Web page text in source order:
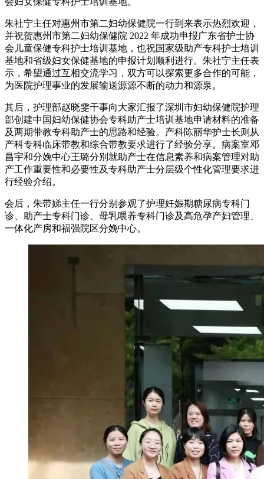
朱社宁主任对惠州市第二妇幼保健院一行到来表示热烈欢迎，
并祝贺惠州市第二妇幼保健院 2022 年成功申报广东省护士协
会儿童保健专科护士培训基地，也祝国家级助产专科护士培训
基地和省级妇女保健基地的申报计划顺利进行。朱社宁主任表
示，希望通过互相交流学习，双方可以探索更多合作的可能，
为医院护理事业的发展输送源源不断的动力和源泉。
其后，护理部赵晓雯干事向大家汇报了深圳市妇幼保健院护理
部创建中国妇幼保健协会专科助产士培训基地申请材料的准备
及两期带教专科助产士的思路和经验。产科陈丽华护士长则从
产科专科临床带教和综合带教要求进行了经验分享。病案室邓
昌宇和分娩中心王璐分别就助产士在信息素养和病案管理对助
产工作重要性和必要性及专科助产士分层级个性化管理要求进
行经验介绍。
会后，朱带娣主任一行分别参观了护理妊娠期糖尿病专科门
诊、助产士专科门诊、母乳喂养专科门诊及高危孕产妇管理、
一体化产房和福强院区分娩中心。